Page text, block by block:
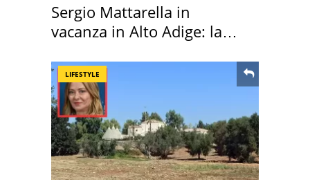
Sergio Mattarella in
vacanza in Alto Adige: la
LIFESTYLE